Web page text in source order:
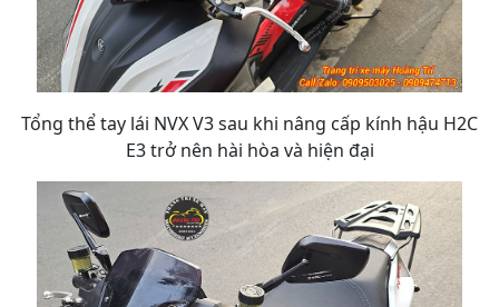
Tổng thể tay lái NVX V3 sau khi nâng cấp kính hậu H2C
E3 trở nên hài hòa và hiện đại